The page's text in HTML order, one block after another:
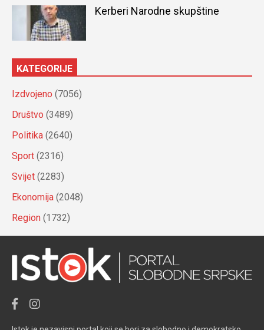
Kerberi Narodne skupštine
KATEGORIJE
Izdvojeno (7056)
Društvo (3489)
Politika (2640)
Sport (2316)
Svijet (2283)
Ekonomija (2048)
Region (1732)